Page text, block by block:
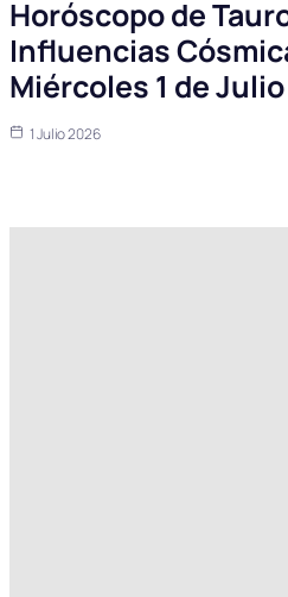
Horóscopo de
Influencias
Miércoles 1 de
1 Julio 2026